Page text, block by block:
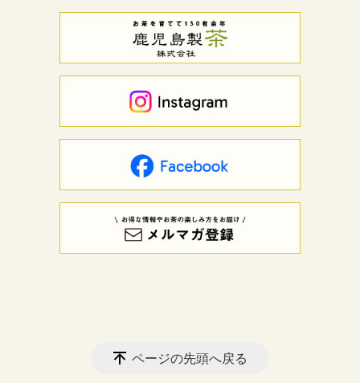
ページの先頭へ戻る